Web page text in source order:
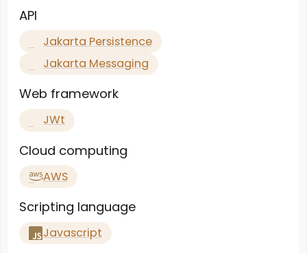
API
Jakarta Persistence
Jakarta Messaging
Web framework
JWt
Cloud computing
AWS
Scripting language
Javascript